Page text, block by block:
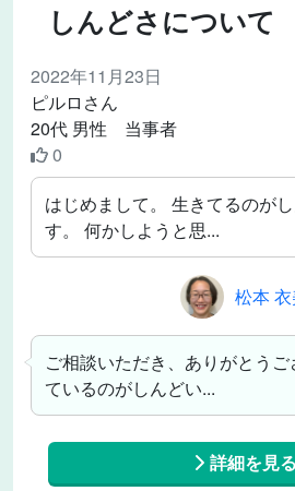
しんどさについて
2022年11月23日
ピルロさん
20代 男性 当事者
0
はじめまして。 生きてるのが
す。 何かしようと思...
松本
ご相談いただき、ありがとう
ているのがしんどい...
詳細を見る